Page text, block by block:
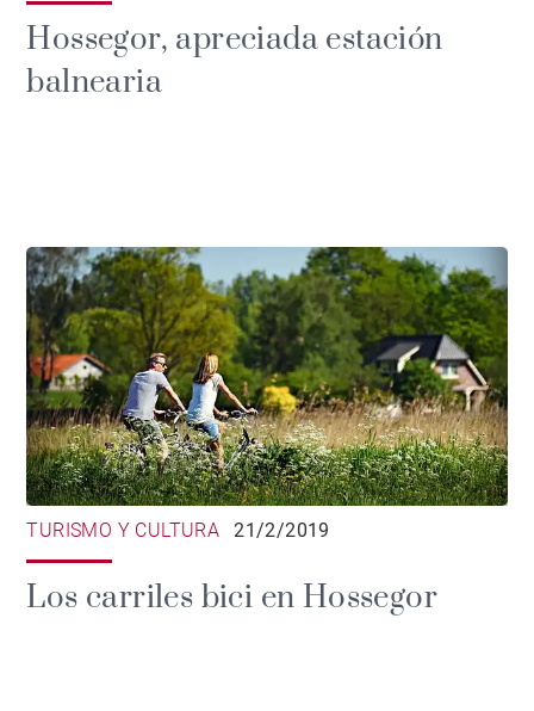
Hossegor, apreciada estación
balnearia
TURISMO Y CULTURA 21/2/2019
Los carriles bici en Hossegor